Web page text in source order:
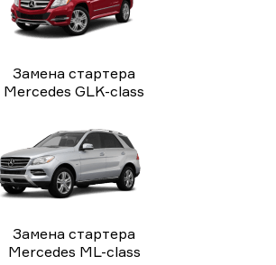
Замена стартера
Mercedes GLK-class
Замена стартера
Mercedes ML-class